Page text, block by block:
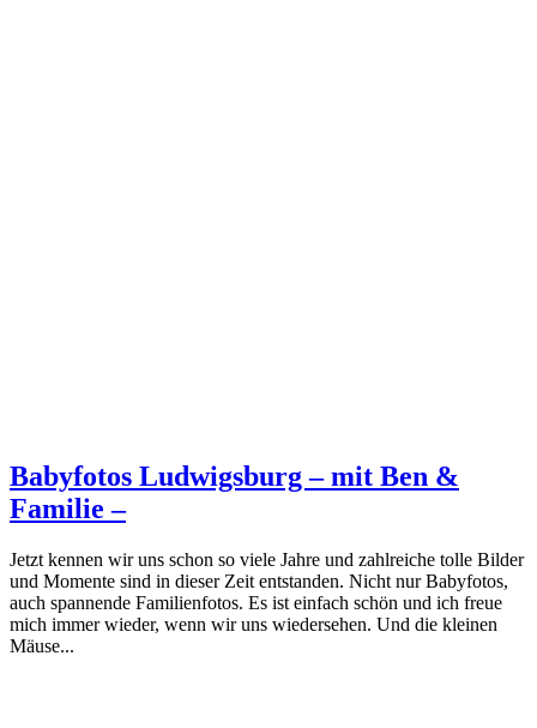
Babyfotos Ludwigsburg – mit Ben &
Familie –
Jetzt kennen wir uns schon so viele Jahre und zahlreiche tolle Bilder
und Momente sind in dieser Zeit entstanden. Nicht nur Babyfotos,
auch spannende Familienfotos. Es ist einfach schön und ich freue
mich immer wieder, wenn wir uns wiedersehen. Und die kleinen
Mäuse...